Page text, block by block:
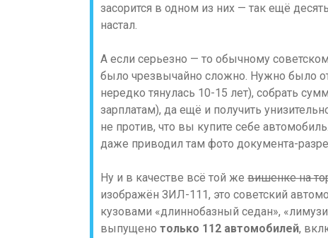
засорится в одном из них — так ещё
настал.
А если серьезно — то обычному
было чрезвычайно сложно. Нужно было
нередко тянулась 10-15 лет), собрать
зарплатам), да ещё и получить
не против, что вы купите себе
даже приводил там фото документа-
Ну и в качестве всё той же вишенке на
изображён ЗИЛ-111, это советский
кузовами «длиннобазный седан»,
выпущено только 112 автомобилей,